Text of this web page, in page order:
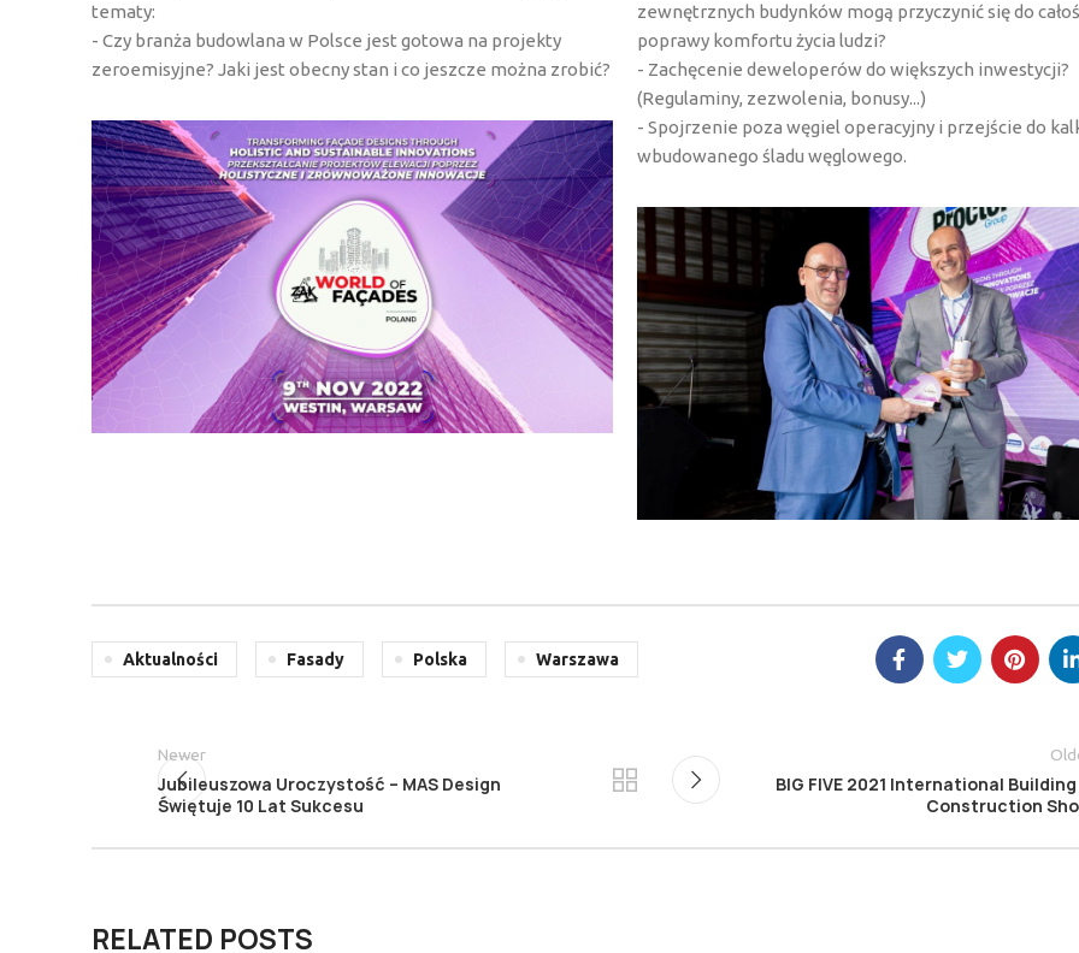
tematy:
- Czy branża budowlana w Polsce jest gotowa na projekty
zeroemisyjne? Jaki jest obecny stan i co jeszcze można zrobić?
zewnętrznych budynków mogą przyczynić się do
poprawy komfortu życia ludzi?
- Zachęcenie deweloperów do większych inwestycji?
(Regulaminy, zezwolenia, bonusy...)
- Spojrzenie poza węgiel operacyjny i przejście do
wbudowanego śladu węglowego.
Aktualności Fasady Polska Warszawa
Newer
Jubileuszowa Uroczystość – MAS Design
Świętuje 10 Lat Sukcesu
BIG FIVE 2021 International
Construction
RELATED POSTS